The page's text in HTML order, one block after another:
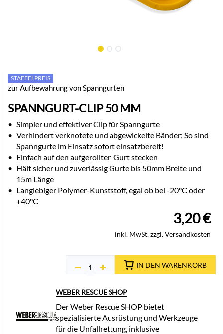
STAFFELPREIS
zur Aufbewahrung von Spanngurten
SPANNGURT-CLIP 50 MM
• Simpler und effektiver Clip für Spanngurte
• Verhindert verknotete und abgewickelte Bänder; So sind
Spanngurte im Einsatz sofort einsatzbereit!
• Einfach auf den aufgerollten Gurt stecken
• Hält sicher und zuverlässig Gurte bis 50mm Breite und
15m Länge
• Langlebiger Polymer-Kunststoff, egal ob bei -20°C oder
+40°C
3,20€
inkl. MwSt. zzgl. Versandkosten
IN DEN WARENKORB
WEBER RESCUE SHOP
Der Weber Rescue SHOP bietet
spezialisierte Ausrüstung und Werkzeuge
für die Unfallrettung, inklusive